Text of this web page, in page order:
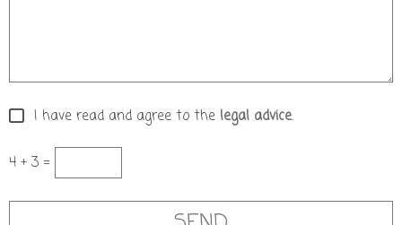
I have read and agree to the legal advice.
4 + 3 =